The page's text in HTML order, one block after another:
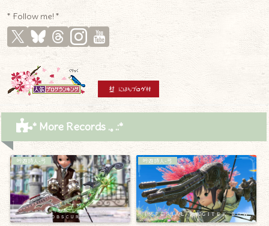
* Follow me! *
* More Records .｡.:*
吟遊詩人-弓 吟遊詩人-弓